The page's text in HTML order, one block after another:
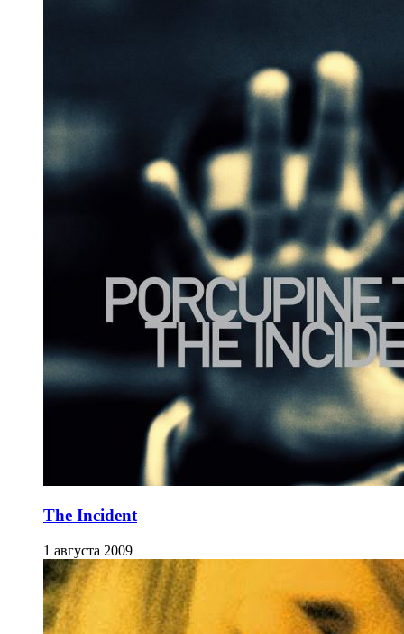
The Incident
1 августа 2009